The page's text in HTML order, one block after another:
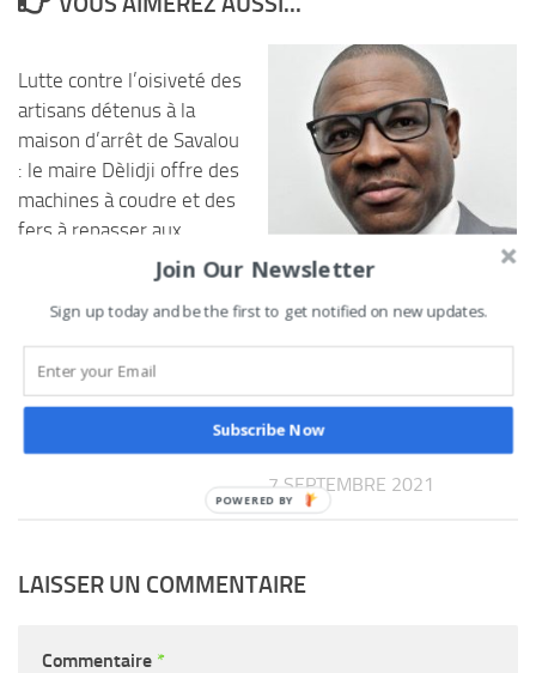
Lutte contre l’oisiveté des
artisans détenus à la
maison d’arrêt de Savalou
: le maire Dèlidji offre des
machines à coudre et des
fers à repasser aux
couturiers incarcérés
23 NOVEMBRE 2021
Recrudescence des cas
graves du Covid-19 au
patrons de presse à se
faire vacciner
7 SEPTEMBRE 2021
LAISSER UN COMMENTAIRE
Commentaire *
Join Our Newsletter
Sign up today and be the first to get notified on new updates.
Subscribe Now